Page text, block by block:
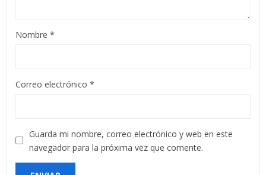
Nombre *
Correo electrónico *
Guarda mi nombre, correo electrónico y web en este
navegador para la próxima vez que comente.